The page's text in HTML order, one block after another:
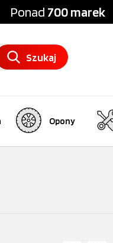
Ponad 700 marek
Szukaj
Opony